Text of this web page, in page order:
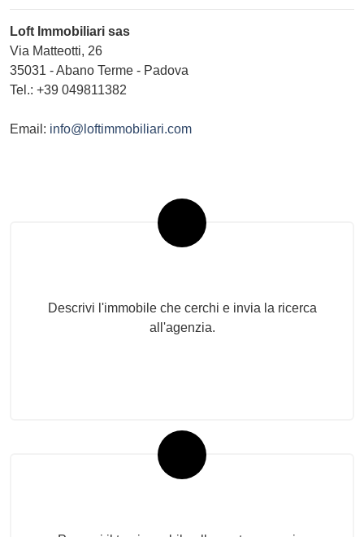
Loft Immobiliari sas
Via Matteotti, 26
35031 -Abano Terme - Padova
Tel.: +39 049811382
Email: info@loftimmobiliari.com
Descrivi l'immobile che cerchi e invia la ricerca
all'agenzia.